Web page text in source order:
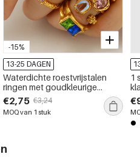
-15%
13-25 DAGEN
Waterdichte roestvrijstalen
ringen met goudkleurige
edelstenen
€2,75 €3,24
MOQ van 1 stuk
1